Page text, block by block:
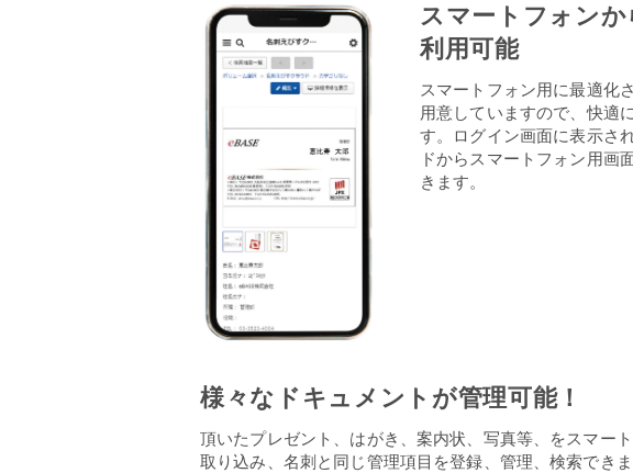
スマートフォンか
利用可能
スマートフォン用に最適化
用意していますので、快適
す。ログイン画面に表示さ
ドからスマートフォン用画
きます。
様々なドキュメントが管理可能！
頂いたプレゼント、はがき、案内状、写真等、をスマー
取り込み、名刺と同じ管理項目を登録、管理、検索できま